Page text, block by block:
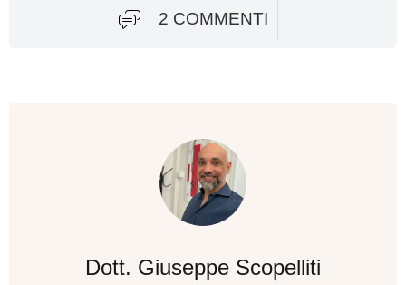
2 COMMENTI
Dott. Giuseppe Scopelliti